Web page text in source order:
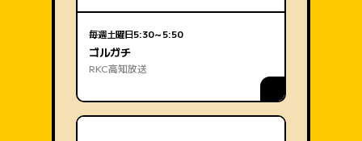
毎週土曜日5:30～5:50
ゴルガチ
RKC高知放送